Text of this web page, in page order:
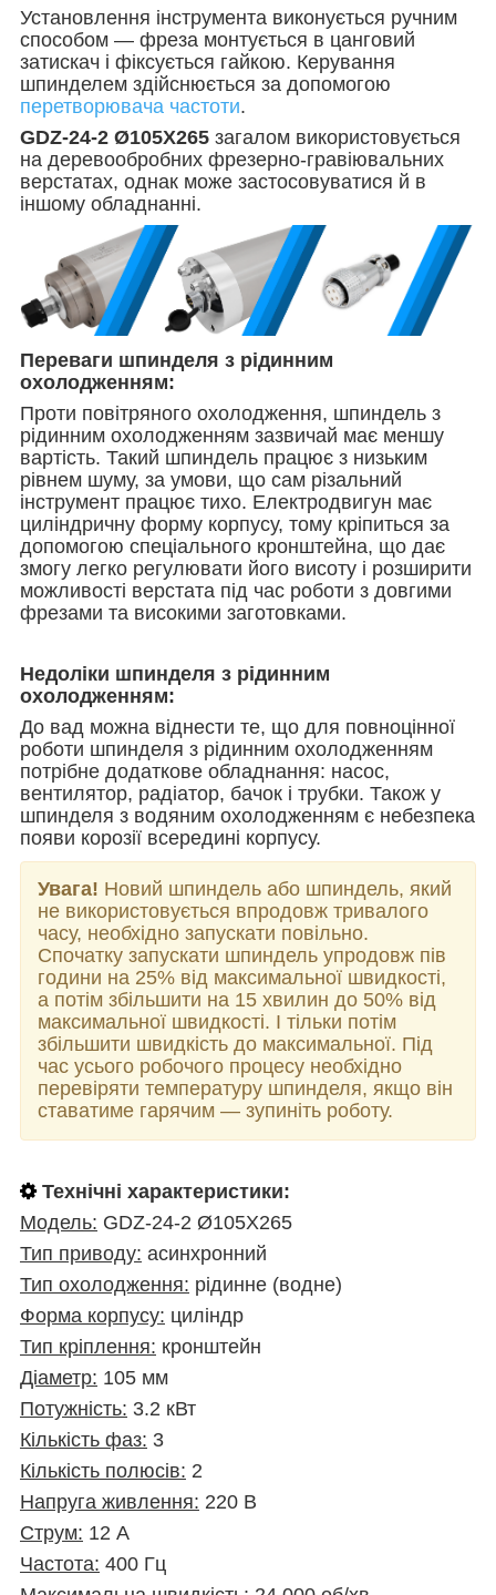
Установлення інструмента виконується ручним
способом — фреза монтується в цанговий
затискач і фіксується гайкою. Керування
шпинделем здійснюється за допомогою
перетворювача частоти.
GDZ-24-2 Ø105X265 загалом використовується
на деревообробних фрезерно-гравіювальних
верстатах, однак може застосовуватися й в
іншому обладнанні.
Переваги шпинделя з рідинним
охолодженням:
Проти повітряного охолодження, шпиндель з
рідинним охолодженням зазвичай має меншу
вартість. Такий шпиндель працює з низьким
рівнем шуму, за умови, що сам різальний
інструмент працює тихо. Електродвигун має
циліндричну форму корпусу, тому кріпиться за
допомогою спеціального кронштейна, що дає
змогу легко регулювати його висоту і розширити
можливості верстата під час роботи з довгими
фрезами та високими заготовками.
Недоліки шпинделя з рідинним
охолодженням:
До вад можна віднести те, що для повноцінної
роботи шпинделя з рідинним охолодженням
потрібне додаткове обладнання: насос,
вентилятор, радіатор, бачок і трубки. Також у
шпинделя з водяним охолодженням є небезпека
появи корозії всередині корпусу.
Увага! Новий шпиндель або шпиндель, який
не використовується впродовж тривалого
часу, необхідно запускати повільно.
Спочатку запускати шпиндель упродовж пів
години на 25% від максимальної швидкості,
а потім збільшити на 15 хвилин до 50% від
максимальної швидкості. І тільки потім
збільшити швидкість до максимальної. Під
час усього робочого процесу необхідно
перевіряти температуру шпинделя, якщо він
ставатиме гарячим — зупиніть роботу.
Технічні характеристики:
Модель: GDZ-24-2 Ø105X265
Тип приводу: асинхронний
Тип охолодження: рідинне (водне)
Форма корпусу: циліндр
Тип кріплення: кронштейн
Діаметр: 105 мм
Потужність: 3.2 кВт
Кількість фаз: 3
Кількість полюсів: 2
Напруга живлення: 220 В
Струм: 12 А
Частота: 400 Гц